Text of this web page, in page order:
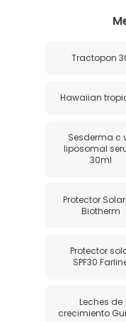
Tractopon
Hawaiian
Sesderma c
liposomal
30ml
Protector
Biotherm
Protector
SPF30
Leches de
crecimiento